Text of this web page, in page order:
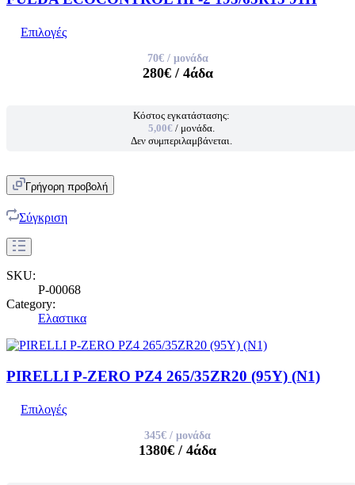
Επιλογές
70€/ μονάδα
280€/ 4άδα
Κόστος εγκατάστασης:
5,00€ / μονάδα.
Δεν συμπεριλαμβάνεται.
Γρήγορη προβολή
Σύγκριση
SKU:
P-00068
Category:
Ελαστικα
PIRELLI P-ZERO PZ4 265/35ZR20 (95Y) (N1)
Επιλογές
345€ / μονάδα
1380€ / 4άδα